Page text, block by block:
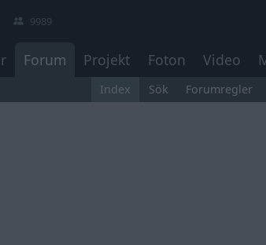
9989
Forum Projekt Foton Video
Index Sök Forumregler